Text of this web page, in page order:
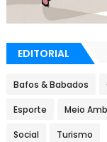
EDITORIAL
Bafos & Babados
Esporte Meio
Social Turismo